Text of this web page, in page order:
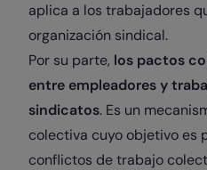
aplica a los trabajadores
organización sindical.
Por su parte, los pactos
entre empleadores y
sindicatos. Es un
colectiva cuyo objetivo es
conflictos de trabajo